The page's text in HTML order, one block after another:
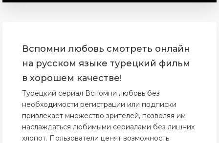
Вспомни любовь смотреть онлайн
на русском языке турецкий фильм
в хорошем качестве!
Турецкий сериал Вспомни любовь без
необходимости регистрации или подписки
привлекает множество зрителей, позволяя им
наслаждаться любимыми сериалами без лишних
хлопот. Пользователи ценят возможность